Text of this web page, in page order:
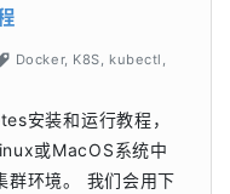
Docker, K8S kubectl
安装和运行教程，
或MacOS系统中
环境。 我们会用下